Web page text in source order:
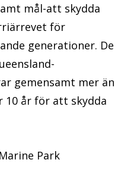
mål-att skydda
för
generationer. De
gemensamt mer än
10 år för att skydda
Park